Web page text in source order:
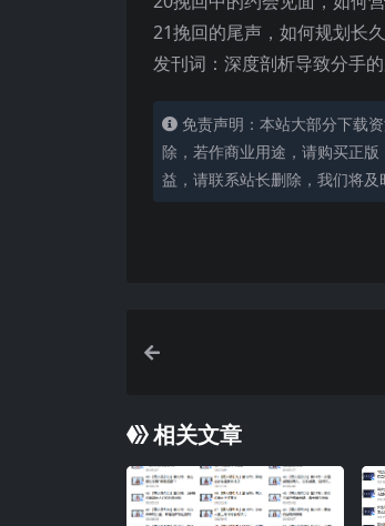
21挽回的尾声，如何规划长
发刊词：深度剖析导致分手
免责声明：本站大部分下载
除，若作商业用途，请购买正
益，请联系站长删除，我们将及
相关文章